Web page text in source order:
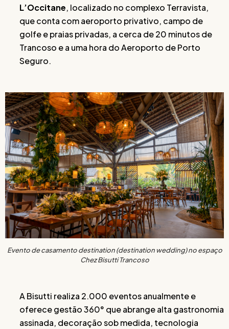
L’Occitane, localizado no complexo Terravista,
que conta com aeroporto privativo, campo de
golfe e praias privadas, a cerca de 20 minutos de
Trancoso e a uma hora do Aeroporto de Porto
Seguro.
Evento de casamento destination (destination wedding) no espaço
Chez Bisutti Trancoso
A Bisutti realiza 2.000 eventos anualmente e
oferece gestão 360° que abrange alta gastronomia
assinada, decoração sob medida, tecnologia